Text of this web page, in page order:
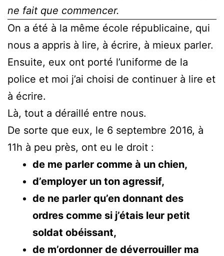
ne fait que commencer.
On a été à la même école républicaine, qui
nous a appris à lire, à écrire, à mieux parler.
Ensuite, eux ont porté l’uniforme de la
police et moi j’ai choisi de continuer à lire et
à écrire.
Là, tout a déraillé entre nous.
De sorte que eux, le 6 septembre 2016, à
11h à peu près, ont eu le droit :
de me parler comme à un chien,
d’employer un ton agressif,
de ne parler qu’en donnant des
ordres comme si j’étais leur petit
soldat obéissant,
de m’ordonner de déverrouiller ma